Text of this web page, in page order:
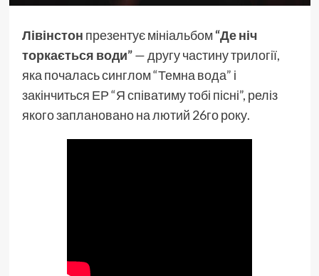
Лівінстон презентує мініальбом“Де ніч
торкається води”— другу частину трилогії,
яка почалась синглом “Темна вода” і
закінчиться ЕР “Я співатиму тобі пісні”, реліз
якого заплановано на лютий 26го року.